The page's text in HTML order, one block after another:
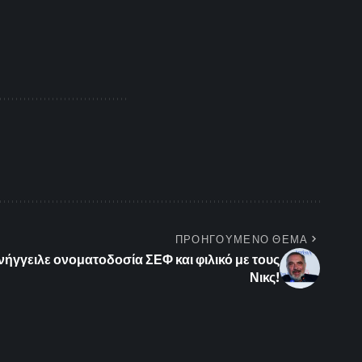
ΠΡΟΗΓΟΥΜΕΝΟ ΘΕΜΑ
ονοματοδοσία ΣΕΦ και φιλικό με τους
Νικς!